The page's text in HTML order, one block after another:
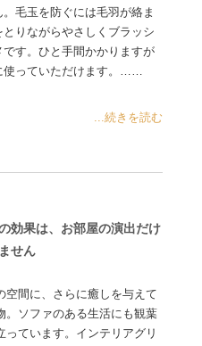
毛玉を防ぐには毛羽が絡ま
りながらやさしくブラッシ
す。ひと手間かかりますが
使っていただけます。……
...続きを読む
効果は、お部屋の演出だけ
せん
空間に、さらに癒しを与えて
。ソファのある生活にも観葉
っています。インテリアグリ